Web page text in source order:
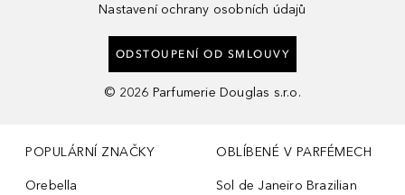
Nastavení ochrany osobních údajů
ODSTOUPENÍ OD SMLOUVY
© 2026 Parfumerie Douglas s.r.o.
POPULÁRNÍ ZNAČKY
Orebella
OBLÍBENÉ V PARFÉMECH
Sol de Janeiro Brazilian